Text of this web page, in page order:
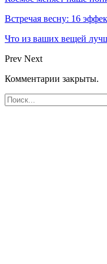
Встречая весну: 16
Что из ваших вещей
Prev Next
Комментарии закрыты.